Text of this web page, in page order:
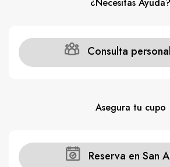
Consulta
Asegura tu cupo
Reserva en San